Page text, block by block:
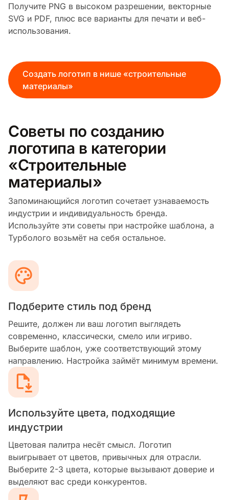
Получите PNG в высоком разрешении, векторные
SVG и PDF, плюс все варианты для печати и веб-
использования.
Создать логотип в нише «строительные
материалы»
Советы по созданию
логотипа в категории
«Строительные
материалы»
Запоминающийся логотип сочетает узнаваемость
индустрии и индивидуальность бренда.
Используйте эти советы при настройке шаблона, а
Турболого возьмёт на себя остальное.
Подберите стиль под бренд
Решите, должен ли ваш логотип выглядеть
современно, классически, смело или игриво.
Выберите шаблон, уже соответствующий этому
направлению. Настройка займёт минимум времени.
Используйте цвета, подходящие
индустрии
Цветовая палитра несёт смысл. Логотип
выигрывает от цветов, привычных для отрасли.
Выберите 2-3 цвета, которые вызывают доверие и
выделяют вас среди конкурентов.